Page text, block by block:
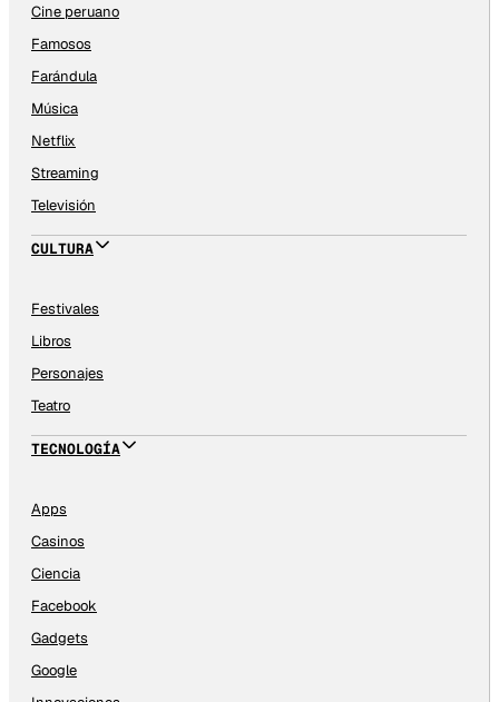
Cine peruano
Famosos
Farándula
Música
Netflix
Streaming
Televisión
CULTURA
Festivales
Libros
Personajes
Teatro
TECNOLOGÍA
Apps
Casinos
Ciencia
Facebook
Gadgets
Google